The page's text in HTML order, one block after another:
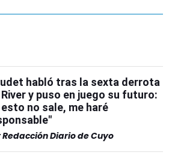
habló tras la sexta derrota
y puso en juego su futuro:
esto no sale, me haré
Redacción Diario de Cuyo